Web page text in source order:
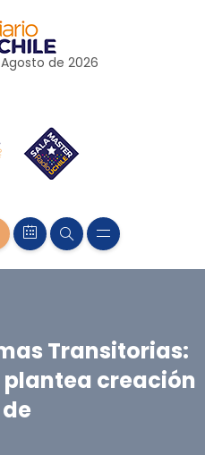
Agosto de 2026
Transitorias:
creación